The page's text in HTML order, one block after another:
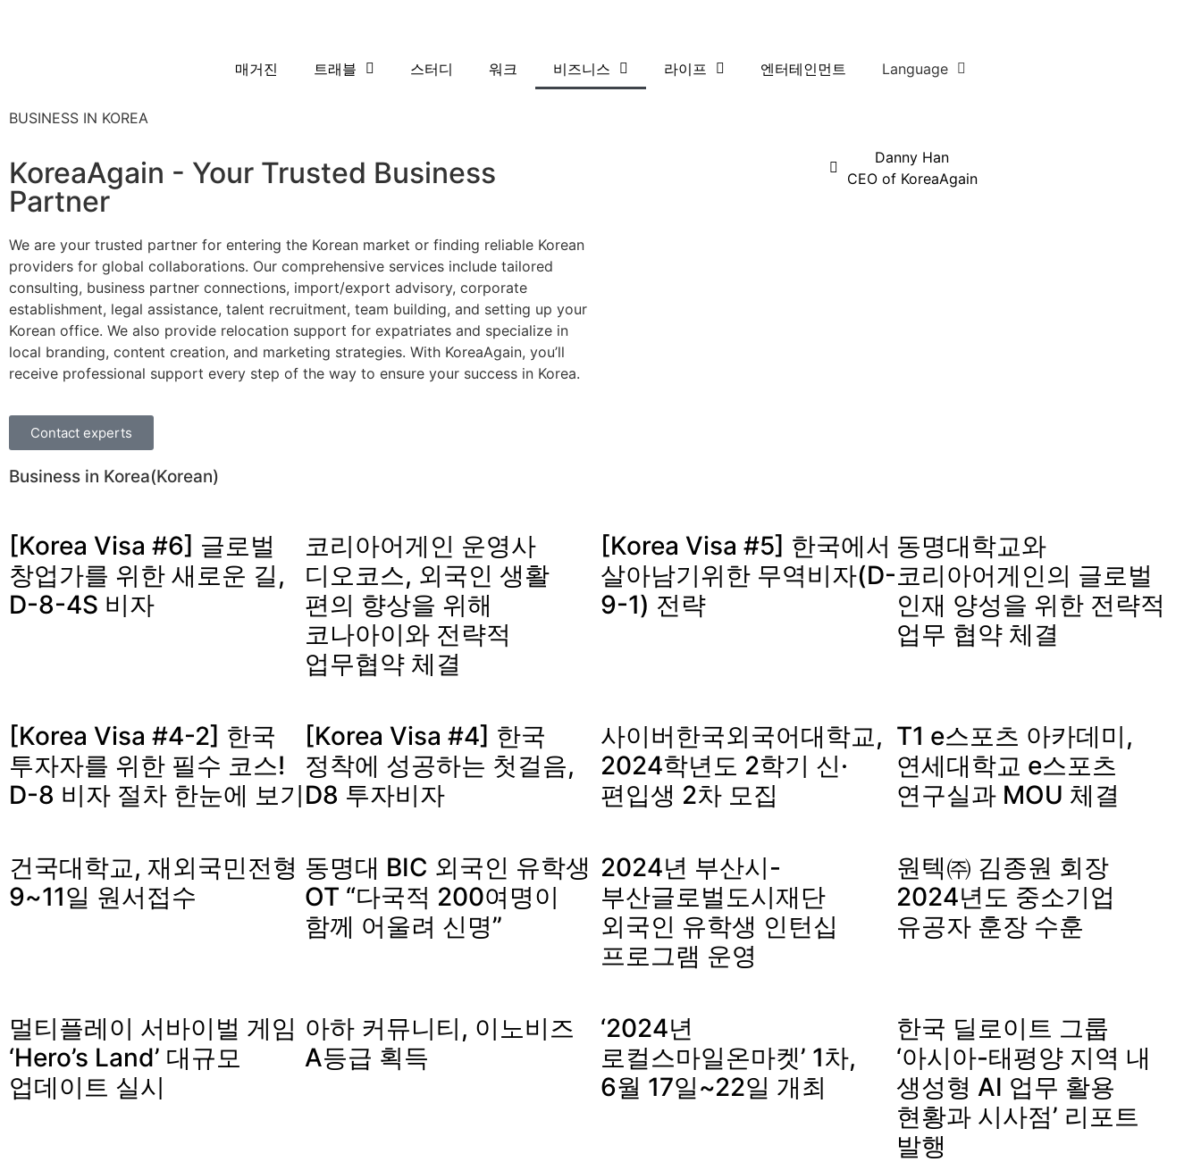
매거진 트래블 스터디 워크 비즈니스 라이프 엔터테인먼트 Language
BUSINESS IN KOREA
KoreaAgain - Your Trusted Business
Partner
We are your trusted partner for entering the Korean market or finding reliable Korean
providers for global collaborations. Our comprehensive services include tailored
consulting, business partner connections, import/export advisory, corporate
establishment, legal assistance, talent recruitment, team building, and setting up your
Korean office. We also provide relocation support for expatriates and specialize in
local branding, content creation, and marketing strategies. With KoreaAgain, you’ll
receive professional support every step of the way to ensure your success in Korea.
Contact experts
Danny Han
CEO of KoreaAgain
Business in Korea(Korean)
[Korea Visa #6] 글로벌
창업가를 위한 새로운 길,
D-8-4S 비자
코리아어게인 운영사
디오코스, 외국인 생활
편의 향상을 위해
코나아이와 전략적
업무협약 체결
[Korea Visa #5] 한국에서
살아남기위한 무역비자(D-
9-1) 전략
동명대학교와
코리아어게인의 글로벌
인재 양성을 위한 전략적
업무 협약 체결
[Korea Visa #4-2] 한국
투자자를 위한 필수 코스!
D-8 비자 절차 한눈에 보기
[Korea Visa #4] 한국
정착에 성공하는 첫걸음,
D8 투자비자
사이버한국외국어대학교,
2024학년도 2학기 신·
편입생 2차 모집
T1 e스포츠 아카데미,
연세대학교 e스포츠
연구실과 MOU 체결
건국대학교, 재외국민전형
9~11일 원서접수
동명대 BIC 외국인 유학생
OT “다국적 200여명이
함께 어울려 신명”
2024년 부산시-
부산글로벌도시재단
외국인 유학생 인턴십
프로그램 운영
원텍㈜ 김종원 회장
2024년도 중소기업
유공자 훈장 수훈
멀티플레이 서바이벌 게임
‘Hero’s Land’ 대규모
업데이트 실시
아하 커뮤니티, 이노비즈
A등급 획득
‘2024년
로컬스마일온마켓’ 1차,
6월 17일~22일 개최
한국 딜로이트 그룹
‘아시아-태평양 지역 내
생성형 AI 업무 활용
현황과 시사점’ 리포트
발행